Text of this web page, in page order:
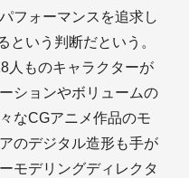
フォーマンスを追求し
という判断だという。
人ものキャラクターが
ションやボリュームの
なCGアニメ作品のモ
のデジタル造形も手が
モデリングディレクタ